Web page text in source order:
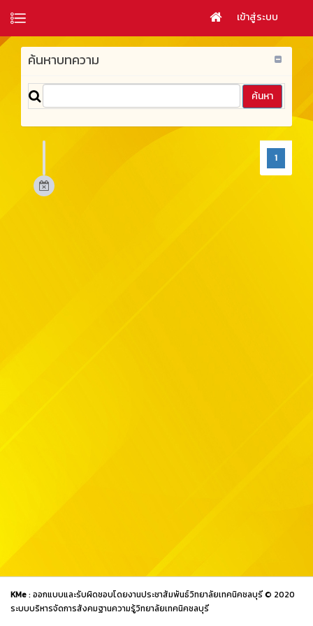
เข้าสู่ระบบ
ค้นหาบทความ
1
KMe: ออกแบบและรับผิดชอบโดยงานประชาสัมพันธ์วิทยาลัยเทคนิคชลบุรี © 2020
ระบบบริหารจัดการสังคมฐานความรู้วิทยาลัยเทคนิคชลบุรี